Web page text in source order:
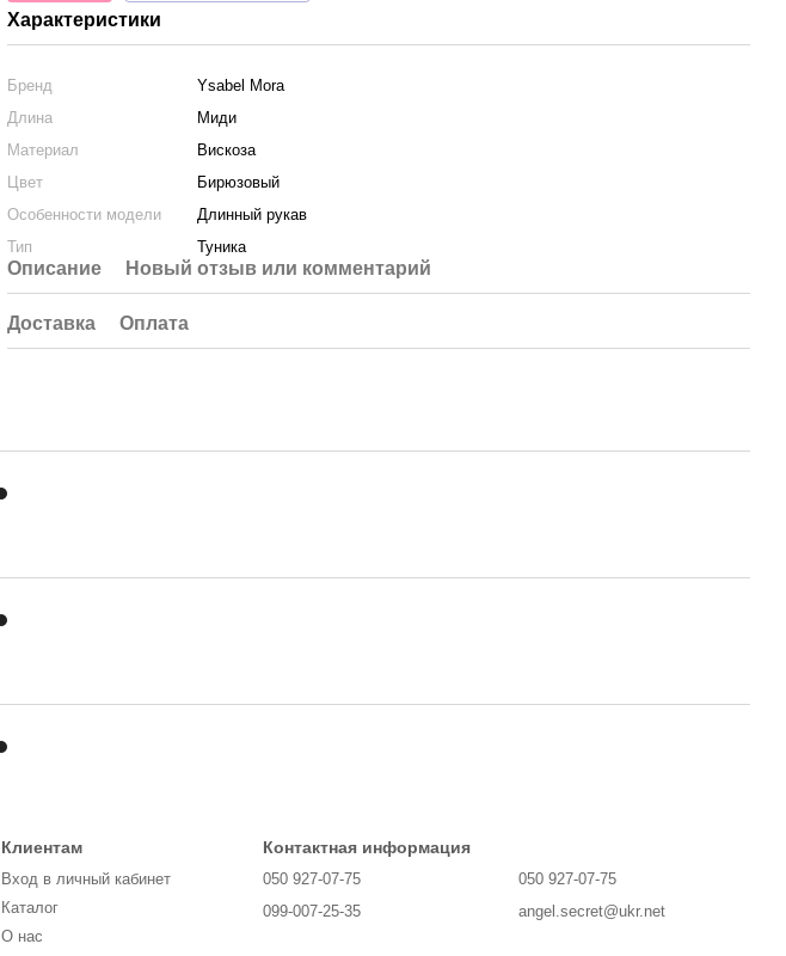
Характеристики
Бренд
Ysabel Mora
Длина
Миди
Материал
Вискоза
Цвет
Бирюзовый
Особенности модели
Длинный рукав
Тип
Туника
Описание Новый отзыв или комментарий
Доставка Оплата
Клиентам
Вход в личный кабинет
Каталог
О нас
Контактная информация
050 927-07-75
099-007-25-35
050 927-07-75
angel.secret@ukr.net